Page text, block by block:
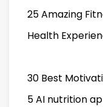
25 Amazing
Health
30 Best
5 AI nutrition